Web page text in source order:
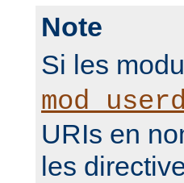
Note
Si les
URIs en
les